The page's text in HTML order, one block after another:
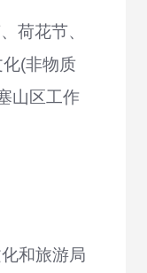
荷花节、
(非物质
山区工作
和旅游局